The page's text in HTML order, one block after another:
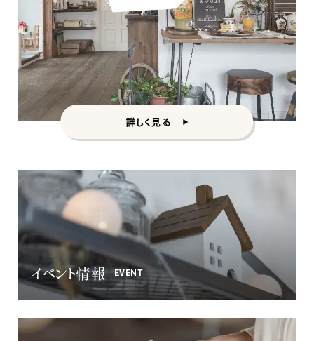
詳しく見る
イベント情報 EVENT